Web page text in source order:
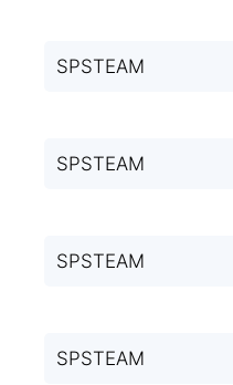
SPSTEAM
SPSTEAM
SPSTEAM
SPSTEAM